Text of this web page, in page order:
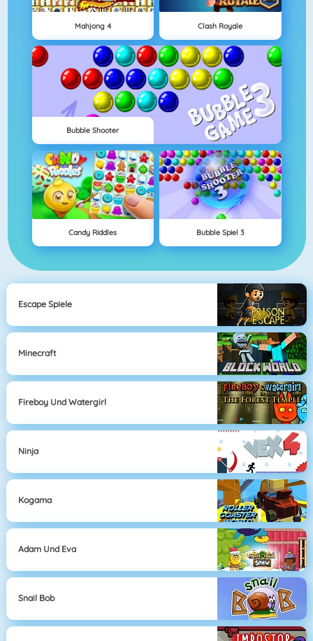
Mahjong 4 Clash Royale
Bubble Shooter
Candy Riddles Bubble Spiel 3
Escape Spiele
Minecraft
Fireboy Und Watergirl
Ninja
Kogama
Adam Und Eva
Snail Bob